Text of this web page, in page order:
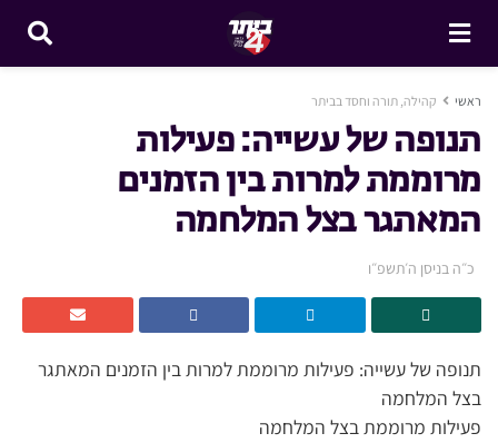
ראשי קהילה, תורה וחסד בביתר
תנופה של עשייה: פעילות
מרוממת למרות בין הזמנים
המאתגר בצל המלחמה
כ״ה בניסן ה׳תשפ״ו
תנופה של עשייה: פעילות מרוממת למרות בין הזמנים המאתגר
בצל המלחמה
פעילות מרוממת בצל המלחמה